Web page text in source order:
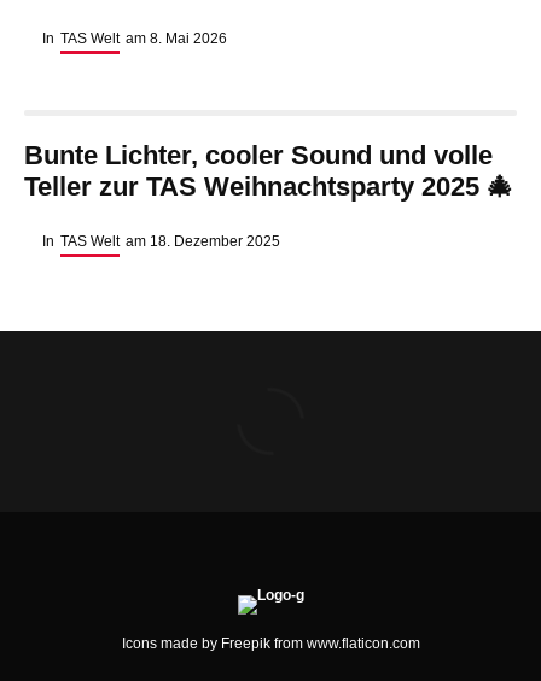
In TAS Welt am 8. Mai 2026
Bunte Lichter, cooler Sound und volle
Teller zur TAS Weihnachtsparty 2025 🎄
In TAS Welt am 18. Dezember 2025
Icons made by Freepikfrom www.flaticon.com